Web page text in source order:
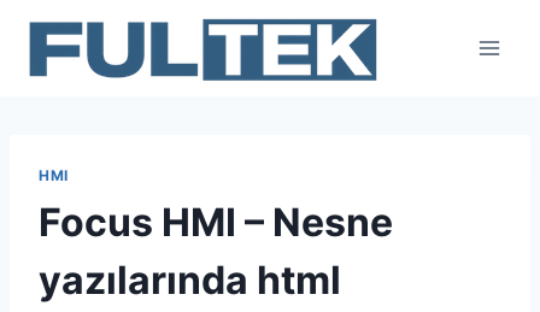
content
HMI
Focus HMI – Nesne
yazılarında html